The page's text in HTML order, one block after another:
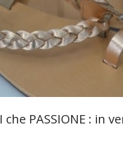
che PASSIONE : in